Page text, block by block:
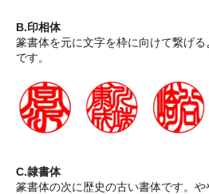
B.印相体
篆書体を元に文字を枠に向けて繋げ
です。
C.隷書体
篆書体の次に歴史の古い書体です。や